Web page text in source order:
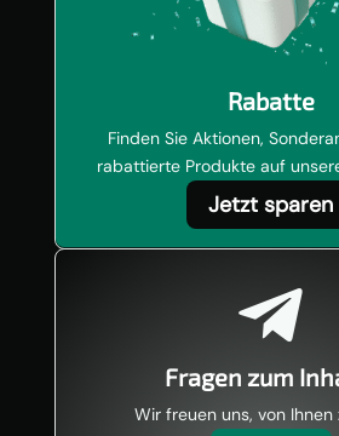
Rabatte
Finden Sie Aktionen,
rabattierte Produkte auf
Jetzt sparen

Fragen zum
Wir freuen uns, von Ihnen